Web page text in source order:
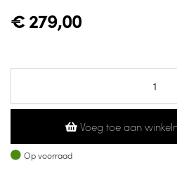
€279,00
Voeg toe aan
Op voorraad
Op voorraad